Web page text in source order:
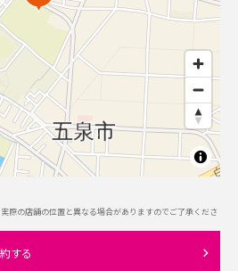
際の店舗の位置と異なる場合がありますのでご了承くださ
する